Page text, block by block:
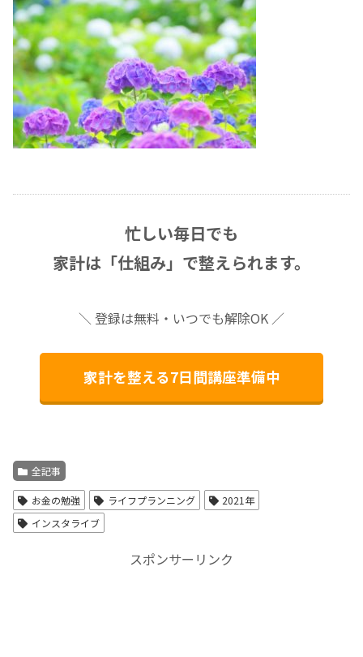
忙しい毎日でも
家計は「仕組み」で整えられます。
＼ 登録は無料・いつでも解除OK ／
家計を整える7日間講座準備中
全記事
お金の勉強 ライフプランニング
2021年
インスタライブ
スポンサーリンク